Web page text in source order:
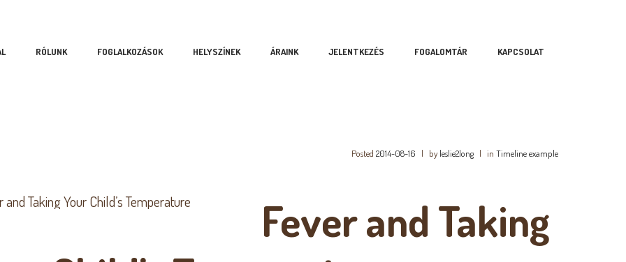
RÓLUNK FOGLALKOZÁSOK HELYSZÍNEK ÁRAINK JELENTKEZÉS FOGALOMTÁR KAPCSOLAT
Posted 2014-08-16 | byleslie2long | in Timeline example
Fever and Taking